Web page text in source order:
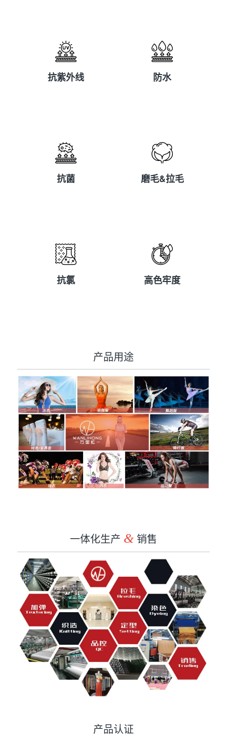
抗紫外线
抗紫外线
防水
防水
抗菌
抗菌
磨毛&拉毛
磨毛&拉毛
抗氯
抗氯
高色牢度
高色牢度
产品用途
一体化生产 &销售
产品认证